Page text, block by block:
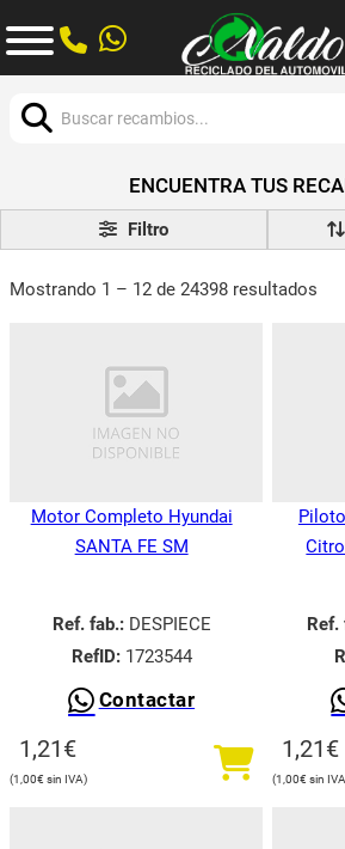
ENCUENTRA TUS
Filtro
Mostrando 1 – 12 de 24398 resultados
Motor Completo Hyundai
SANTA FE SM
Ref. fab.:DESPIECE
RefID:1723544
Contactar
1,21€
1,00€
Ref.
1,21€
1,00€